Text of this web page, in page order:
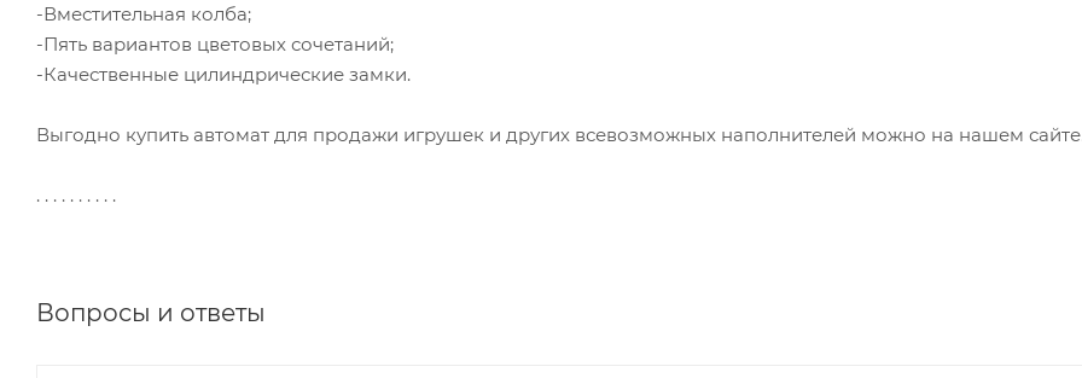
-Вместительная колба;
-Пять вариантов цветовых сочетаний;
-Качественные цилиндрические замки.
Выгодно купить автомат для продажи игрушек и других всевозможных наполнителей можно на нашем
. . . . . . . . . .
Вопросы и ответы